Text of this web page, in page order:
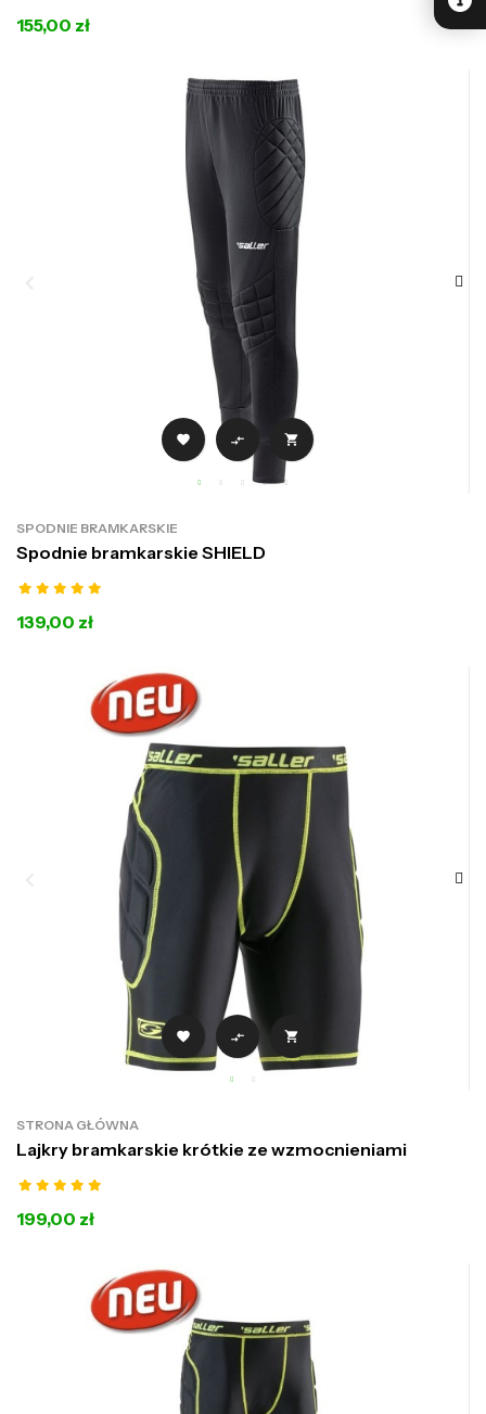
155,00 zł
  
SPODNIE BRAMKARSKIE
Spodnie bramkarskie SHIELD
139,00 zł
  
STRONA GŁÓWNA
Lajkry bramkarskie krótkie ze wzmocnieniami
199,00 zł